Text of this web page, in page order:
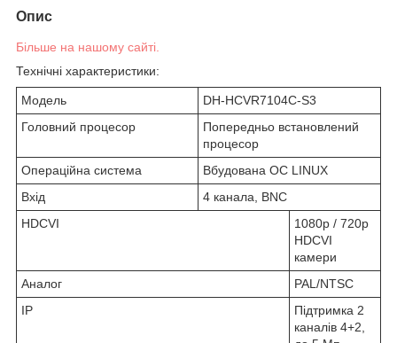
Опис
Більше на нашому сайті.
Технічні характеристики:
Модель
DH-HCVR7104C-S3
Головний процесор
Попередньо встановлений
процесор
Операційна система
Вбудована ОС LINUX
Вхід
4 канала, BNC
HDCVI
1080p / 720p
HDCVI
камери
Аналог
PAL/NTSC
IP
Підтримка 2
каналів 4+2,